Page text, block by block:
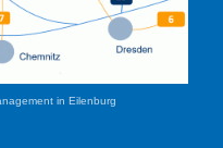
in Eilenburg